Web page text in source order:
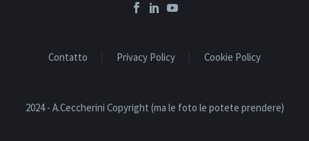
Contatto Privacy Policy Cookie Policy
2024 - A.Ceccherini Copyright (ma le foto le potete prendere)